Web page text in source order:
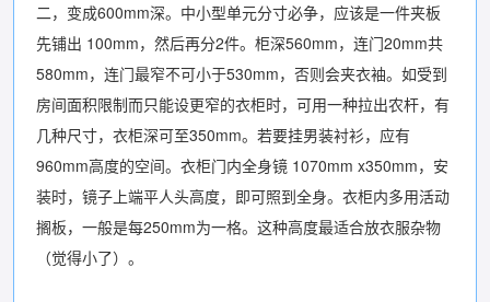
二，变成600mm深。中小型单元分寸必争，应该是一件夹板
先铺出 100mm，然后再分2件。柜深560mm，连门20mm共
580mm，连门最窄不可小于530mm，否则会夹衣袖。如受到
房间面积限制而只能设更窄的衣柜时，可用一种拉出农杆，有
几种尺寸，衣柜深可至350mm。若要挂男装衬衫，应有
960mm高度的空间。衣柜门内全身镜 1070mm x350mm，安
装时，镜子上端平人头高度，即可照到全身。衣柜内多用活动
搁板，一般是每250mm为一格。这种高度最适合放衣服杂物
（觉得小了）。